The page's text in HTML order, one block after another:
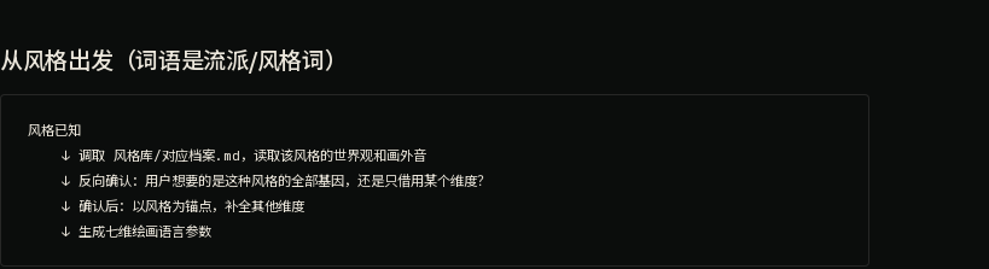
从风格出发（词语是流派/风格词）
风格已知
    ↓ 调取 风格库/对应档案.md，读取该风格的世界观和画外音
    ↓ 反向确认：用户想要的是这种风格的全部基因，还是只借用某个维度？
    ↓ 确认后：以风格为锚点，补全其他维度